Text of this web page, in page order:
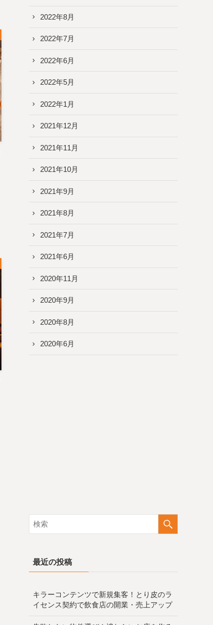
2022年8月
2022年7月
2022年6月
2022年5月
2022年1月
2021年12月
2021年11月
2021年10月
2021年9月
2021年8月
2021年7月
2021年6月
2020年11月
2020年9月
2020年8月
2020年6月
最近の投稿
キラーコンテンツで新規集客！とり皮のラ
イセンス契約で飲食店の開業・売上アップ